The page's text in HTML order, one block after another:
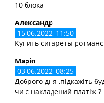
10 блока
Александр
15.06.2022, 11:50
Купить сигареты ротманс
Марія
03.06.2022, 08:25
Доброго дня ,підкажіть
чи є накладений платіж ?